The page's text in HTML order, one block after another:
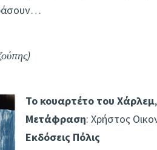
Το κουαρτέτο του Χάρλεμ
Μετάφραση: Χρήστος
Εκδόσεις Πόλις